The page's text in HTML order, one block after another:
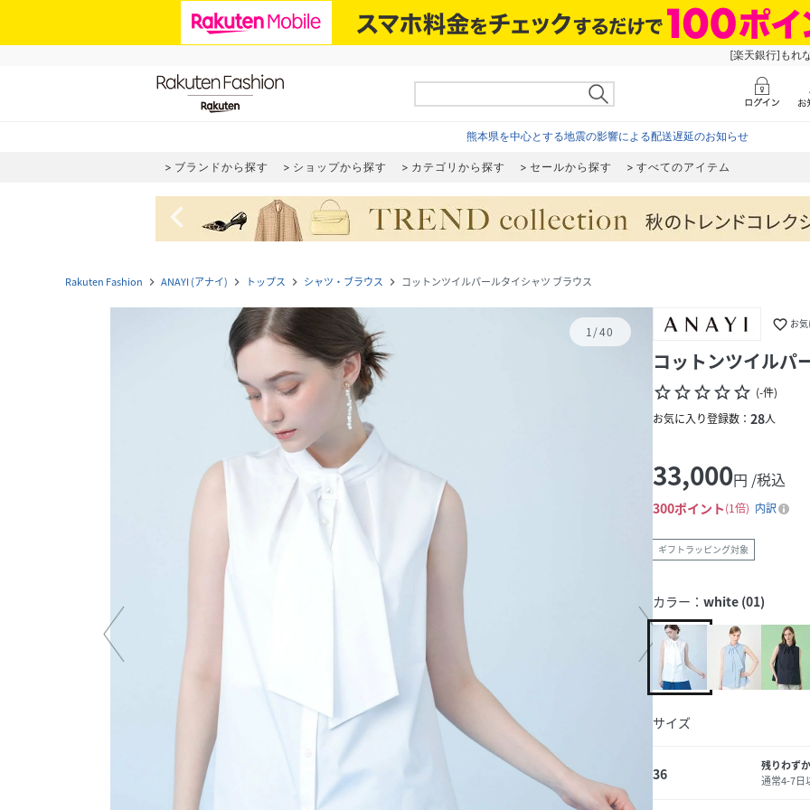
[楽天銀行]もれ
熊本県を中心とする地震の影響による配送遅延のお知らせ
ブランドから探す ショップから探す カテゴリから探す セールから探す すべてのアイテム
navigate_before
Rakuten Fashion navigate_next ANAYI (アナイ) navigate_next トップス navigate_next シャツ・ブラウス navigate_next コットンツイルパールタイシャツ ブラウス
1/40 favorite_border お
コットンツイルパ
star_borderstar_borderstar_borderstar_borderstar_border (-件)
お気に入り登録数： 28人
33,000円 /税込
300ポイント 1倍 内訳
ギフトラッピング対象
カラー： white (01)
サイズ
36
残りわずか
通常4-7日